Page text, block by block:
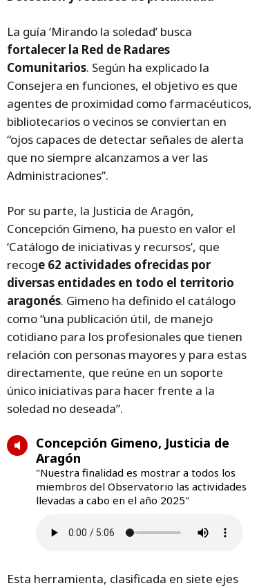
La guía ‘Mirando la soledad’ busca
fortalecer la Red de Radares
Comunitarios. Según ha explicado la
Consejera en funciones, el objetivo es que
agentes de proximidad como farmacéuticos,
bibliotecarios o vecinos se conviertan en
“ojos capaces de detectar señales de alerta
que no siempre alcanzamos a ver las
Administraciones”.
Por su parte, la Justicia de Aragón,
Concepción Gimeno, ha puesto en valor el
‘Catálogo de iniciativas y recursos’, que
recoge 62 actividades ofrecidas por
diversas entidades en todo el territorio
aragonés. Gimeno ha definido el catálogo
como “una publicación útil, de manejo
cotidiano para los profesionales que tienen
relación con personas mayores y para estas
directamente, que reúne en un soporte
único iniciativas para hacer frente a la
soledad no deseada”.
Concepción Gimeno, Justicia de
Aragón
"Nuestra finalidad es mostrar a todos los
miembros del Observatorio las actividades
llevadas a cabo en el año 2025"
Esta herramienta, clasificada en siete ejes